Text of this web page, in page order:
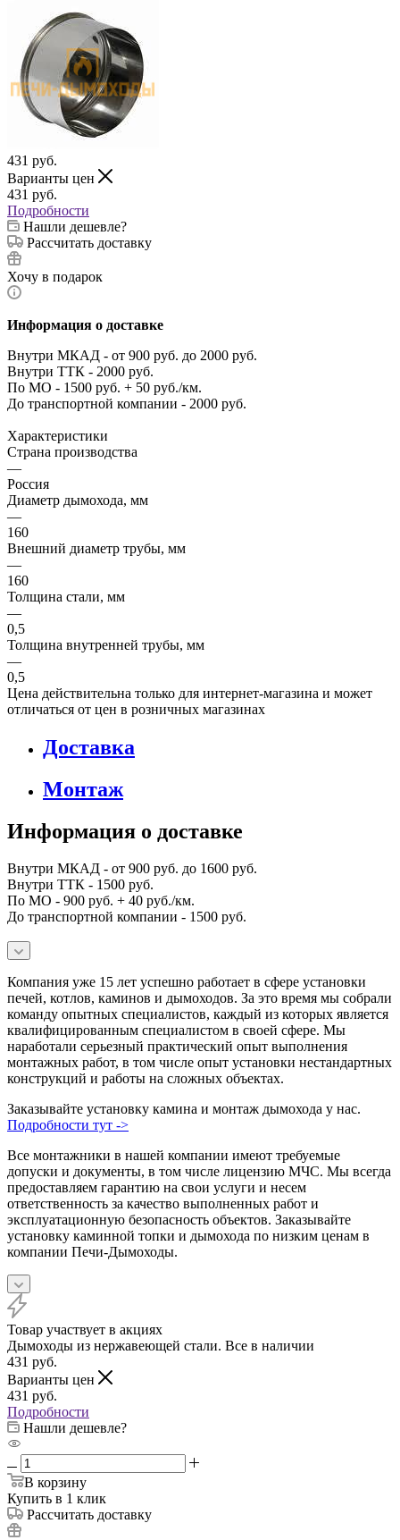
431 руб.
Варианты цен
431 руб.
Подробности
Нашли дешевле?
Рассчитать доставку
Хочу в подарок
Информация о доставке
Внутри МКАД - от 900 руб. до 2000 руб.
Внутри ТТК - 2000 руб.
По МО - 1500 руб. + 50 руб./км.
До транспортной компании - 2000 руб.
Характеристики
Страна производства
—
Россия
Диаметр дымохода, мм
—
160
Внешний диаметр трубы, мм
—
160
Толщина стали, мм
—
0,5
Толщина внутренней трубы, мм
—
0,5
Цена действительна только для интернет-магазина и может
отличаться от цен в розничных магазинах
Доставка
Монтаж
Информация о доставке
Внутри МКАД - от 900 руб. до 1600 руб.
Внутри ТТК - 1500 руб.
По МО - 900 руб. + 40 руб./км.
До транспортной компании - 1500 руб.
Компания уже 15 лет успешно работает в сфере установки
печей, котлов, каминов и дымоходов. За это время мы собрали
команду опытных специалистов, каждый из которых является
квалифицированным специалистом в своей сфере. Мы
наработали серьезный практический опыт выполнения
монтажных работ, в том числе опыт установки нестандартных
конструкций и работы на сложных объектах.
Заказывайте установку камина и монтаж дымохода у нас.
Подробности тут ->
Все монтажники в нашей компании имеют требуемые
допуски и документы, в том числе лицензию МЧС. Мы всегда
предоставляем гарантию на свои услуги и несем
ответственность за качество выполненных работ и
эксплуатационную безопасность объектов. Заказывайте
установку каминной топки и дымохода по низким ценам в
компании Печи-Дымоходы.
Товар участвует в акциях
Дымоходы из нержавеющей стали. Все в наличии
431 руб.
Варианты цен
431 руб.
Подробности
Нашли дешевле?
В корзину
Купить в 1 клик
Рассчитать доставку